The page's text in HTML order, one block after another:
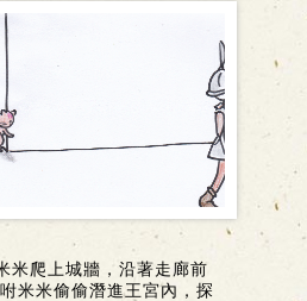
米爬上城牆，沿著走廊前
米米偷偷潛進王宮內，探